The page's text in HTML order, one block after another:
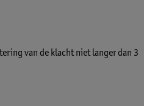
van de klacht niet langer dan 3